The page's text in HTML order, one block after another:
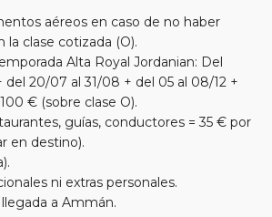
aéreos en caso de no haber
la clase cotizada (O).
Alta Royal Jordanian: Del
del 20/07 al 31/08 + del 05 al 08/12 +
€ (sobre clase O).
guías, conductores = 35 € por
en destino).
ni extras personales.
a Ammán.